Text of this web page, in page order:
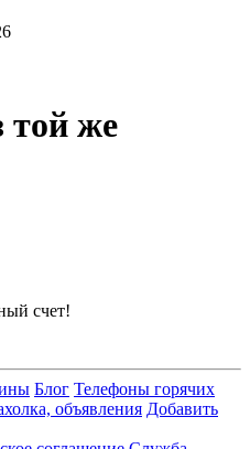
той же
счет!
Блог Телефоны горячих
объявления Добавить